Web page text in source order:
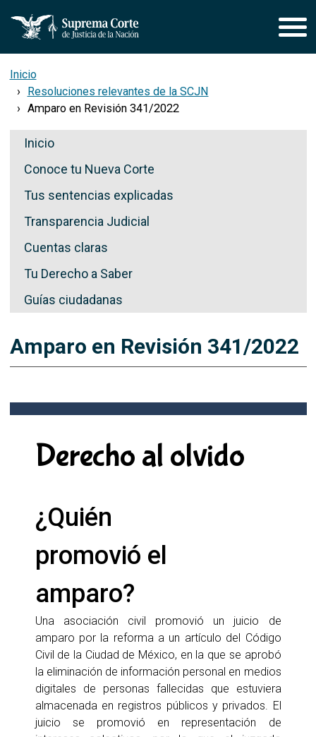
Inicio
Resoluciones relevantes de la SCJN
Amparo en Revisión 341/2022
Secciones de Transparencia
Inicio
Conoce tu Nueva Corte
Tus sentencias explicadas
Transparencia Judicial
Cuentas claras
Tu Derecho a Saber
Guías ciudadanas
Amparo en Revisión 341/2022
Derecho al olvido
Una asociación civil promovió un juicio de
amparo por la reforma a un artículo del Código
Civil de la Ciudad de México, en la que se aprobó
la eliminación de información personal en medios
digitales de personas fallecidas que estuviera
almacenada en registros públicos y privados. El
juicio se promovió en representación de
¿Quién
promovió el
amparo?